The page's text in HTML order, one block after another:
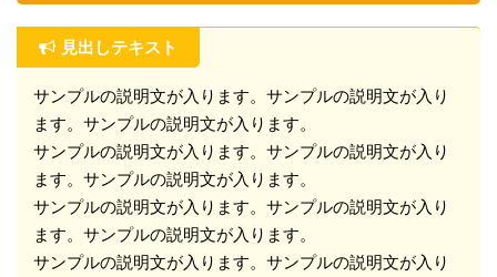
見出しテキスト
サンプルの説明文が入ります。サンプルの説明文が入り
ます。サンプルの説明文が入ります。
サンプルの説明文が入ります。サンプルの説明文が入り
ます。サンプルの説明文が入ります。
サンプルの説明文が入ります。サンプルの説明文が入り
ます。サンプルの説明文が入ります。
サンプルの説明文が入ります。サンプルの説明文が入り